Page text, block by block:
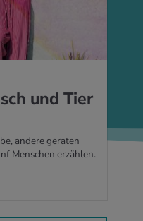
und Tier
andere geraten
Menschen erzählen.